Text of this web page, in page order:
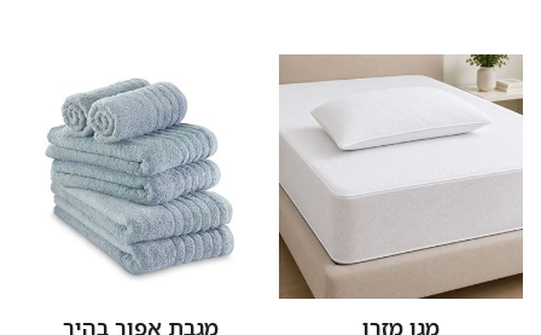
מגן מזרן מגבת אפור בהיר